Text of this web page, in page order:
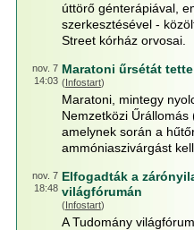
úttörő génterápiával,
szerkesztésével -
Street kórház orvosai.
nov. 7
14:03
Maratoni űrsétát
(Infostart)
Maratoni, mintegy
Nemzetközi Űrállomás
amelynek során a
ammóniaszivárgást
nov. 7
18:48
Elfogadták a
világfórumán
(Infostart)
A Tudomány